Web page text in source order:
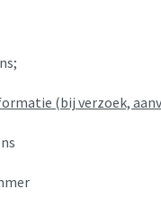
(bij verzoek,